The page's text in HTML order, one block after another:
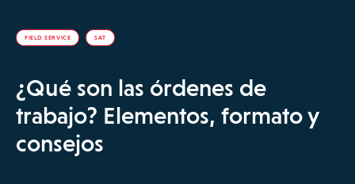
FIELD SERVICE SAT
¿Qué son las órdenes de
trabajo? Elementos, formato y
consejos